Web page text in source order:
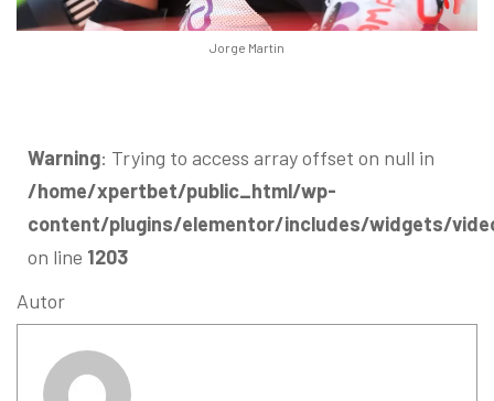
Jorge Martin
Warning: Trying to access array offset on null in
/home/xpertbet/public_html/wp-
content/plugins/elementor/includes/widgets/
on line 1203
Autor